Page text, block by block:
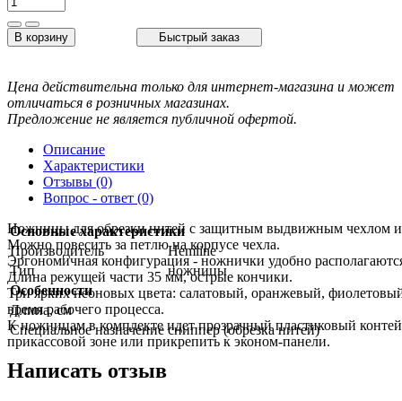
В корзину Быстрый заказ
Цена действительна только для интернет-магазина и может
отличаться в розничных магазинах.
Предложение не является публичной офертой.
Описание
Характеристики
Отзывы (0)
Вопрос - ответ (0)
Ножницы для обрезки нитей с защитным выдвижным чехлом и
Можно повесить за петлю на корпусе чехла.
Эргономичная конфигурация - ножнички удобно
Длина режущей части 35 мм, острые кончики.
Три ярких неоновых цвета: салатовый, оранжевый,
время рабочего процесса.
К ножницам в комплекте идет прозрачный пластиковый
прикассовой зоне или прикрепить к эконом-панели.
Основные характеристики
Производитель
Hemline
Тип
ножницы
Особенности
Длина, см
Специальное назначение сниппер (обрезка нитей)
Написать отзыв